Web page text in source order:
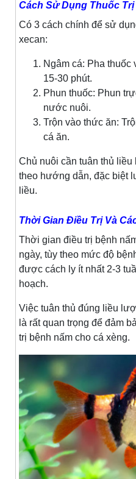
Cách Sử Dụng Thuốc Trị
Có 3 cách chính để sử
xecan:
Ngâm cá: Pha thuốc
15-30 phút.
Phun thuốc: Phun
nước nuôi.
Trộn vào thức ăn:
cá ăn.
Chủ nuôi cần tuân thủ
theo hướng dẫn, đặc biệt
liều.
Thời Gian Điều Trị Và
Thời gian điều trị bệnh
ngày, tùy theo mức độ
được cách ly ít nhất 2-3
hoạch.
Việc tuân thủ đúng liều
là rất quan trọng để đảm
trị bệnh nấm cho cá xèng.